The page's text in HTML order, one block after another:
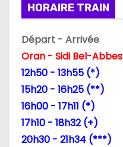
HORAIRE TRAIN
Départ - Arrivée
Oran - Sidi Bel-Abbes
12h50 - 13h55 (*)
15h20 - 16h25 (**)
16h00 - 17h11 (*)
17h10 - 18h32 (+)
20h30 - 21h34 (***)